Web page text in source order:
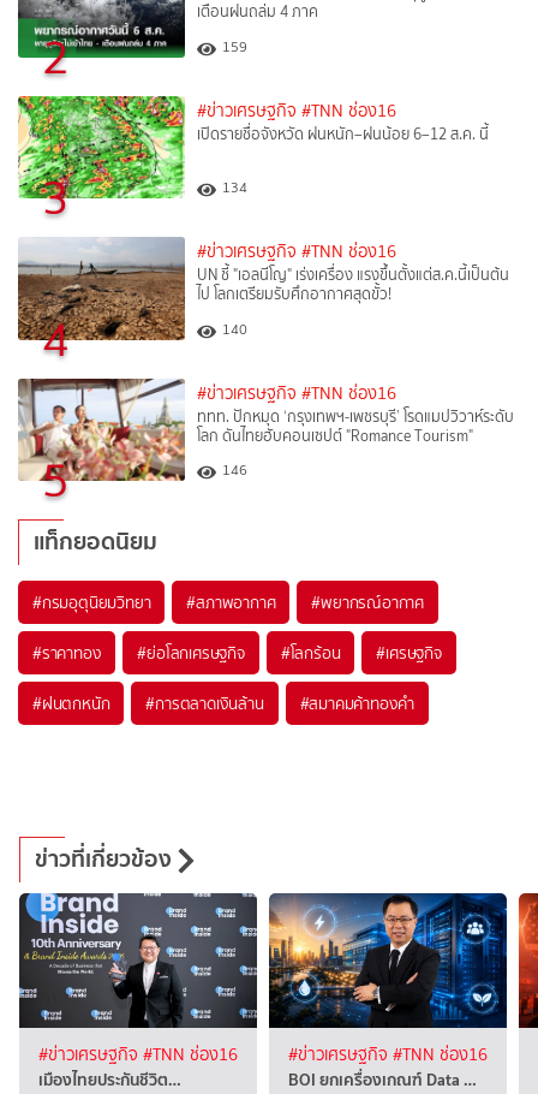
2
เตือนฝนถล่ม 4 ภาค
159
3
#ข่าวเศรษฐกิจ #TNN ช่อง16
เปิดรายชื่อจังหวัด ฝนหนัก–ฝนน้อย 6–12 ส.ค. นี้
134
4
#ข่าวเศรษฐกิจ #TNN ช่อง16
UN ชี้ "เอลนีโญ" เร่งเครื่อง แรงขึ้นตั้งแต่ส.ค.นี้เป็นต้น
ไป โลกเตรียมรับศึกอากาศสุดขั้ว!
140
5
#ข่าวเศรษฐกิจ #TNN ช่อง16
ททท. ปักหมุด ‘กรุงเทพฯ-เพชรบุรี’ โรดแมปวิวาห์ระดับ
โลก ดันไทยฮับคอนเซปต์ "Romance Tourism"
146
แท็กยอดนิยม
#กรมอุตุนิยมวิทยา #สภาพอากาศ #พยากรณ์อากาศ
#ราคาทอง #ย่อโลกเศรษฐกิจ #โลกร้อน #เศรษฐกิจ
#ฝนตกหนัก #การตลาดเงินล้าน #สมาคมค้าทองคำ
ข่าวที่เกี่ยวข้อง
#ข่าวเศรษฐกิจ #TNN ช่อง16
เมืองไทยประกันชีวิต…
#ข่าวเศรษฐกิจ #TNN ช่อง16
BOI ยกเครื่องเกณฑ์ Data …